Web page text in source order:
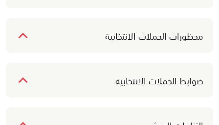
محظورات الحملات الانتخابية
ضوابط الحملات الانتخابية